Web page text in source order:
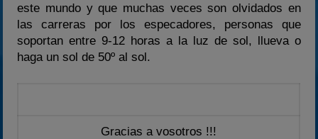
este mundo y que muchas veces son olvidados en
las carreras por los especadores, personas que
soportan entre 9-12 horas a la luz de sol, llueva o
haga un sol de 50º al sol.
Gracias a vosotros !!!